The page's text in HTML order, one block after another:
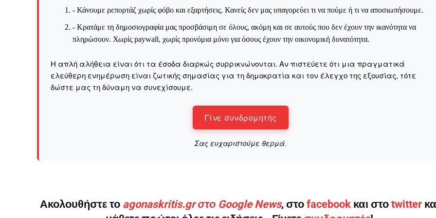
- Κάνουμε ρεπορτάζ χωρίς φόβο και εξαρτήσεις. Κανείς δεν μας υπαγορεύει τι να πούμε ή τι να αποσιωπήσουμε.
- Κρατάμε τη δημοσιογραφία μας προσβάσιμη σε όλους, ακόμη και σε αυτούς που δεν έχουν την ικανότητα να
πληρώσουν. Χωρίς paywall, χωρίς προνόμια μόνο για όσους έχουν την οικονομική δυνατότητα.
Η απλή αλήθεια είναι ότι τα έσοδα διαρκώς συρρικνώνονται. Αν πιστεύετε ότι μια πραγματικά
ελεύθερη ενημέρωση είναι ζωτικής σημασίας για τη δημοκρατία και τον έλεγχο της εξουσίας, τότε
δώστε μας τη δύναμη να συνεχίσουμε.
Γίνε συνδρομητής
Σας ευχαριστούμε θερμά.
Ακολουθήστε το agonaskritis.gr στο Google News, στο facebook και στο twitter